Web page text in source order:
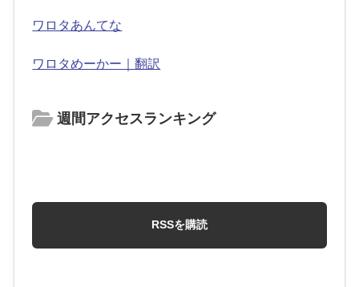
ワロタあんてな
ワロタめーかー｜翻訳
週間アクセスランキング